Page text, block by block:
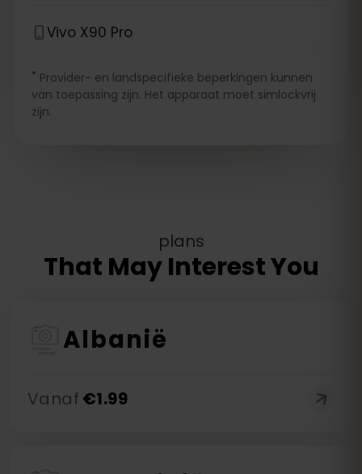
Vivo X90 Pro
* Provider- en landspecifieke beperkingen kunnen
van toepassing zijn. Het apparaat moet simlockvrij
zijn.
plans
That May Interest You
Albanië
Vanaf €1.99